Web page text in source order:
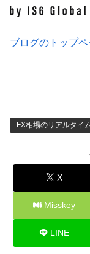
ブログのトップ
FX相場のリアルタイ
X
Misskey
LINE